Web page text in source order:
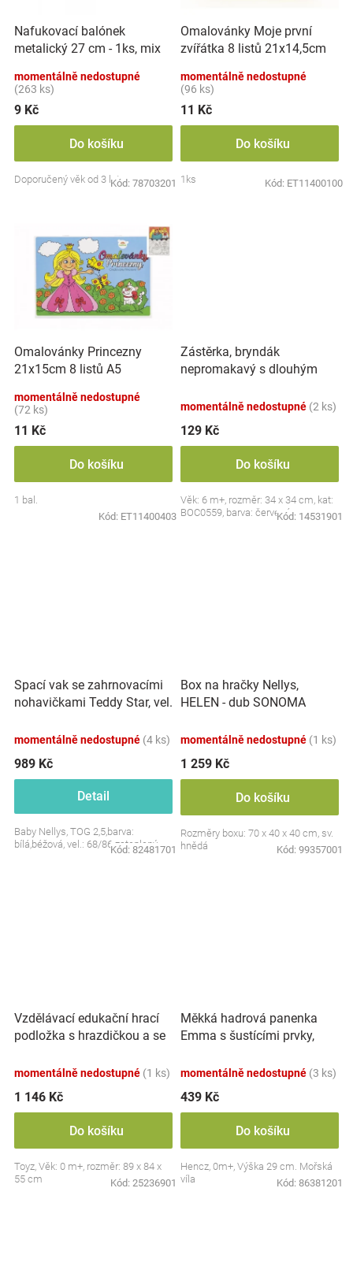
Hračkářství
ůo
d
u
k
ů
Nafukovací balónek
metalický 27 cm - 1ks, mix
momentálně nedostupné
(263 ks)
9 Kč
Do košíku
Doporučený věk od 3 letKód: 78703201
Omalovánky Moje první
zvířátka 8 listů 21x14,5cm
momentálně nedostupné
(96 ks)
11 Kč
Do košíku
1ks Kód: ET11400100
Omalovánky Princezny
21x15cm 8 listů A5
momentálně nedostupné
(72 ks)
11 Kč
Do košíku
1 bal.
Kód: ET11400403
Zástěrka, bryndák
nepromakavý s dlouhým
momentálně nedostupné (2 ks)
129 Kč
Do košíku
Věk: 6 m+, rozměr: 34 x 34 cm, kat:
BOC0559, barva: červená
Kód: 14531901
Spací vak se zahrnovacími
nohavičkami Teddy Star, vel.
momentálně nedostupné (4 ks)
989 Kč
Detail
Baby Nellys, TOG 2,5,barva:
bílá,béžová, vel.: 68/86 zateplený
Kód: 82481701
Box na hračky Nellys,
HELEN - dub SONOMA
momentálně nedostupné (1 ks)
1 259 Kč
Do košíku
Rozměry boxu: 70 x 40 x 40 cm, sv.
hnědá
Kód: 99357001
Vzdělávací edukační hrací
podložka s hrazdičkou a se
momentálně nedostupné (1 ks)
1 146 Kč
Do košíku
Toyz, Věk: 0 m+, rozměr: 89 x 84 x
55 cm
Kód: 25236901
Měkká hadrová panenka
Emma s šustícími prvky,
momentálně nedostupné (3 ks)
439 Kč
Do košíku
Hencz, 0m+, Výška 29 cm. Mořská
víla
Kód: 86381201